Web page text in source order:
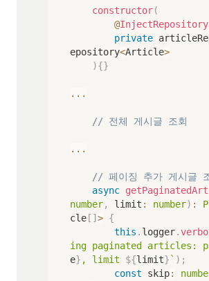
constructor(
@InjectRepository
private
epository<Article>
){}
...
// 전체 게시글 조회
...
// 페이징 추가 게시글
async
number, limit : number) :
cle [ ] > {
this . logger.
ing paginated articles:
e} , limit ${limit} ` ) ;
const skip: